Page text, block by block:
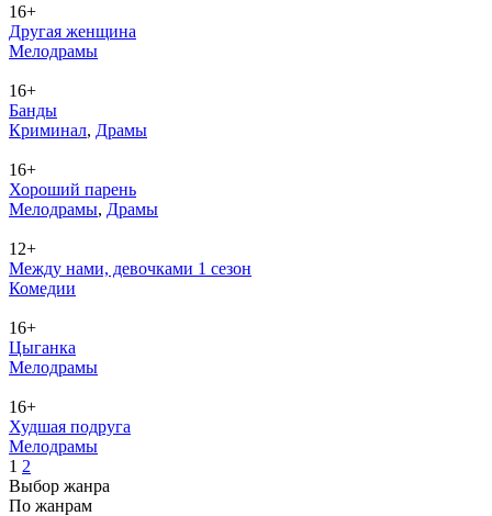
16+
Другая женщина
Ме­ло­дра­мы
16+
Банды
Кри­ми­нал, Дра­мы
16+
Хороший парень
Ме­ло­дра­мы, Дра­мы
12+
Между нами, девочками 1 сезон
Ко­ме­дии
16+
Цыганка
Ме­ло­дра­мы
16+
Худшая подруга
Ме­ло­дра­мы
1 2
Вы­бор жан­ра
По жан­рам